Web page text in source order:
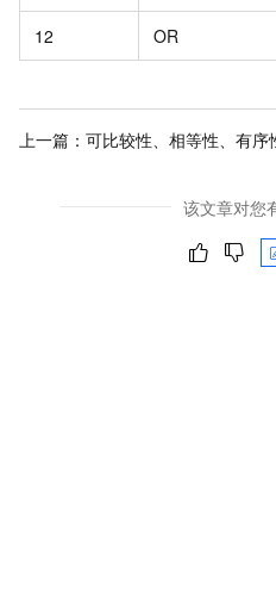
12 OR
上一篇： 可比较性、相等性、有序
该文章对您